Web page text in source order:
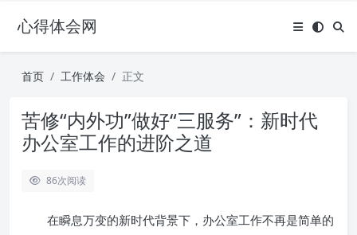
心得体会网
首页 工作体会 正文
苦修“内外功”做好“三服务”：新时代
办公室工作的进阶之道
86次阅读
在瞬息万变的新时代背景下，办公室工作不再是简单的